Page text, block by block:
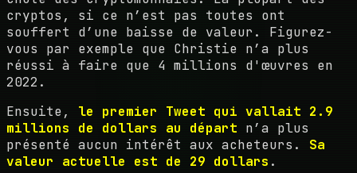
cryptos, si ce n’est pas toutes ont
souffert d’une baisse de valeur. Figurez-
vous par exemple que Christie n’a plus
réussi à faire que 4 millions d'œuvres en
2022.
Ensuite, le premier Tweet qui vallait 2.9
millions de dollars au départ n’a plus
présenté aucun intérêt aux acheteurs. Sa
valeur actuelle est de 29 dollars .